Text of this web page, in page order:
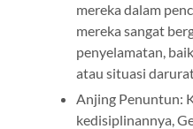
mereka dalam
mereka sangat
penyelamatan,
atau situasi
Anjing Penuntun:
kedisiplinannya,